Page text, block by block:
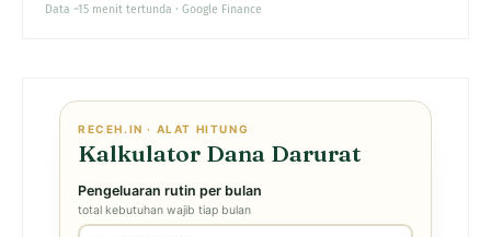
Data ~15 menit tertunda · Google Finance
RECEH.IN · ALAT HITUNG
Kalkulator Dana Darurat
Pengeluaran rutin per bulan
total kebutuhan wajib tiap bulan